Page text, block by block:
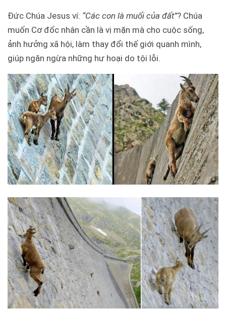
Đức Chúa Jesus ví: “Các con là muối của đất”? Chúa
muốn Cơ đốc nhân cần là vị mặn mà cho cuộc sống,
ảnh hưởng xã hội, làm thay đổi thế giới quanh mình,
giúp ngăn ngừa những hư hoại do tội lỗi.